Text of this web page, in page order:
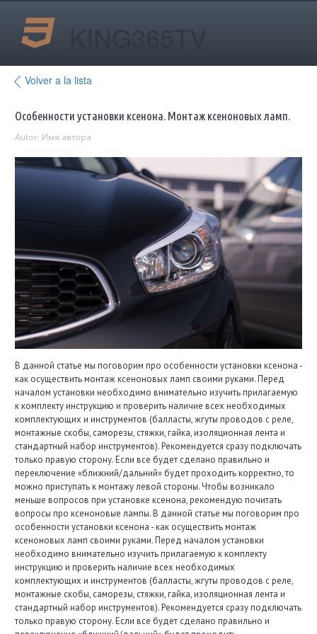
Volver a la lista
Особенности установки ксенона. Монтаж ксеноновых ламп.
Autor: Имя автора
В данной статье мы поговорим про особенности установки ксенона -
как осуществить монтаж ксеноновых ламп своими руками. Перед
началом установки необходимо внимательно изучить прилагаемую
к комплекту инструкцию и проверить наличие всех необходимых
комплектующих и инструментов (балласты, жгуты проводов с реле,
монтажные скобы, саморезы, стяжки, гайка, изоляционная лента и
стандартный набор инструментов). Рекомендуется сразу подключать
только правую сторону. Если все будет сделано правильно и
переключение «ближний/дальний» будет проходить корректно, то
можно приступать к монтажу левой стороны. Чтобы возникало
меньше вопросов при установке ксенона, рекомендую почитать
вопросы про ксеноновые лампы. В данной статье мы поговорим про
особенности установки ксенона - как осуществить монтаж
ксеноновых ламп своими руками. Перед началом установки
необходимо внимательно изучить прилагаемую к комплекту
инструкцию и проверить наличие всех необходимых
комплектующих и инструментов (балласты, жгуты проводов с реле,
монтажные скобы, саморезы, стяжки, гайка, изоляционная лента и
стандартный набор инструментов). Рекомендуется сразу подключать
только правую сторону. Если все будет сделано правильно и